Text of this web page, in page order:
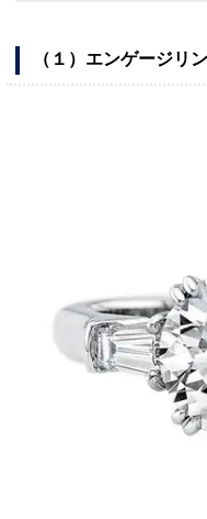
（１）エンゲージリ